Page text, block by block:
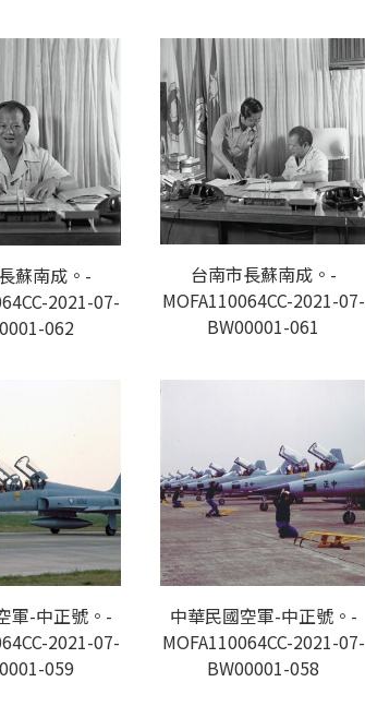
蘇南成。-
2021-07-
062
台南市長蘇南成。-
MOFA110064CC-2021-07-
BW00001-061
軍-中正號。-
2021-07-
059
中華民國空軍-中正號。-
MOFA110064CC-2021-07-
BW00001-058